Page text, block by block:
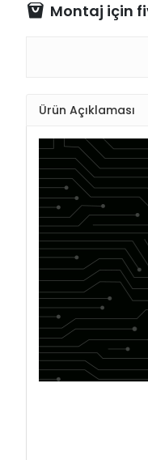
Montaj için
Ürün Açıklaması